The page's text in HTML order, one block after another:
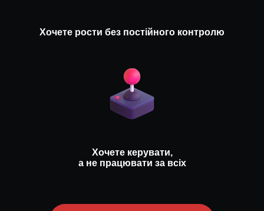
Хочете рости без постійного контролю
Хочете керувати,
а не працювати за всіх